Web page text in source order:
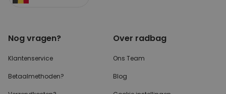
Nog vragen?
Klantenservice
Betaalmethoden?
Over radbag
Ons Team
Blog